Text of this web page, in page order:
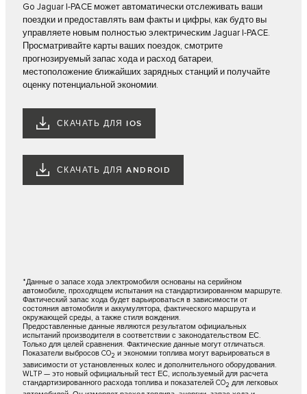
Go Jaguar I‑PACE может автоматически отслеживать ваши
поездки и предоставлять вам факты и цифры, как будто вы
управляете новым полностью электрическим Jaguar I‑PACE.
Просматривайте карты ваших поездок, смотрите
прогнозируемый запас хода и расход батареи,
местоположение ближайших зарядных станций и получайте
оценку потенциальной экономии.
СКАЧАТЬ ДЛЯ IOS
СКАЧАТЬ ДЛЯ ANDROID
*Данные о запасе хода электромобиля основаны на серийном
автомобиле, проходящем испытания на стандартизированном маршруте.
Фактический запас хода будет варьироваться в зависимости от
состояния автомобиля и аккумулятора, фактического маршрута и
окружающей среды, а также стиля вождения.
Предоставленные данные являются результатом официальных
испытаний производителя в соответствии с законодательством ЕС.
Только для целей сравнения. Фактические данные могут отличаться.
Показатели выбросов CO2 и экономии топлива могут варьироваться в
зависимости от установленных колес и дополнительного оборудования.
WLTP — это новый официальный тест ЕС, используемый для расчета
стандартизированного расхода топлива и показателей CO2 для легковых